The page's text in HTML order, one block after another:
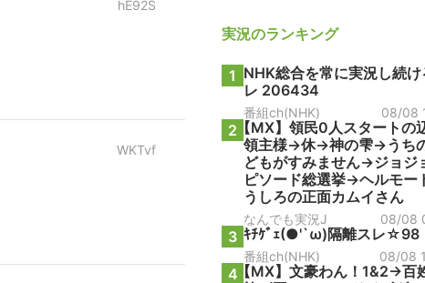
hE92S
WKTvf
実況のランキング
1 NHK総合を常に実況し続け
レ 206434
番組ch(NHK) 08/08
2 【MX】領民0人スタートの
領主様→休→神の雫→うち
どもがすみません→ジョジ
ピソード総選挙→ヘルモー
うしろの正面カムイさん
なんでも実況J 08/08
3 ｷﾁｹﾞｪ(●'`ω)隔離スレ☆98
番組ch(NHK) 08/08
4【MX】文豪わん！1&2→百